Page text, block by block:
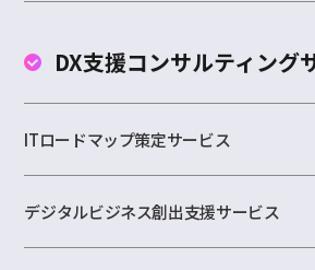
DX支援コンサルティング
ITロードマップ策定サービス
デジタルビジネス創出支援サービス